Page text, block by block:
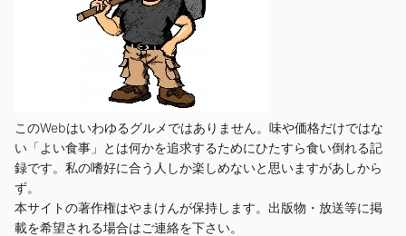
このWebはいわゆるグルメではありません。味や価格だけではな
い「よい食事」とは何かを追求するためにひたすら食い倒れる記
録です。私の嗜好に合う人しか楽しめないと思いますがあしから
ず。
本サイトの著作権はやまけんが保持します。出版物・放送等に掲
載を希望される場合はご連絡を下さい。